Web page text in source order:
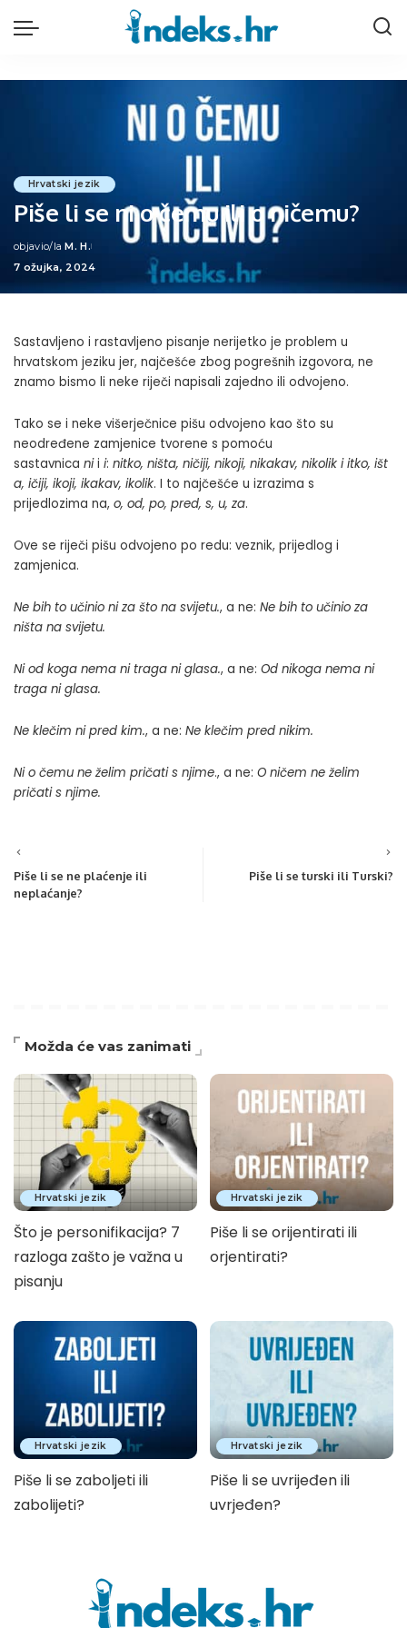
Hrvatski jezik
Piše li se ni o čemu ili o ničemu?
Posted
by
objavio/la M. H.
7 ožujka, 2024
Sastavljeno i rastavljeno pisanje nerijetko je problem u
hrvatskom jeziku jer, najčešće zbog pogrešnih izgovora, ne
znamo bismo li neke riječi napisali zajedno ili odvojeno.
Tako se i neke višerječnice pišu odvojeno kao što su
neodređene zamjenice tvorene s pomoću
sastavnica nii i: nitko, ništa, ničiji, nikoji, nikakav, nikolik i itko, išt
a, ičiji, ikoji, ikakav, ikolik. I to najčešće u izrazima s
prijedlozima na, o, od, po, pred, s, u, za.
Ove se riječi pišu odvojeno po redu: veznik, prijedlog i
zamjenica.
Ne bih to učinio ni za što na svijetu., a ne: Ne bih to učinio za
ništa na svijetu.
Ni od koga nema ni traga ni glasa., a ne: Od nikoga nema ni
traga ni glasa.
Ne klečim ni pred kim., a ne: Ne klečim pred nikim.
Ni o čemu ne želim pričati s njime., a ne: O ničem ne želim
pričati s njime.
Piše li se ne plaćenje ili
neplaćanje?
Piše li se turski ili Turski?
Možda će vas zanimati
Hrvatski jezik
Što je personifikacija? 7
razloga zašto je važna u
pisanju
Hrvatski jezik
Piše li se orijentirati ili
orjentirati?
Hrvatski jezik
Piše li se zaboljeti ili
zabolijeti?
Hrvatski jezik
Piše li se uvrijeđen ili
uvrjeđen?